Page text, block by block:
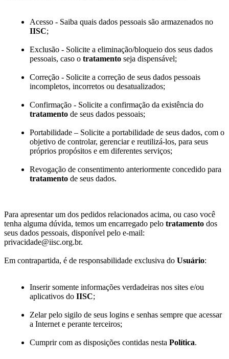
Acesso - Saiba quais dados pessoais são armazenados no
IISC;
Exclusão - Solicite a eliminação/bloqueio dos seus dados
pessoais, caso o tratamento seja dispensável;
Correção - Solicite a correção de seus dados pessoais
incompletos, incorretos ou desatualizados;
Confirmação - Solicite a confirmação da existência do
tratamento de seus dados pessoais;
Portabilidade – Solicite a portabilidade de seus dados, com o
objetivo de controlar, gerenciar e reutilizá-los, para seus
próprios propósitos e em diferentes serviços;
Revogação de consentimento anteriormente concedido para
tratamento de seus dados.
Para apresentar um dos pedidos relacionados acima, ou caso você
tenha alguma dúvida, temos um encarregado pelo tratamento dos
seus dados pessoais, disponível pelo e-mail:
privacidade@iisc.org.br.
Em contrapartida, é de responsabilidade exclusiva do Usuário:
Inserir somente informações verdadeiras nos sites e/ou
aplicativos do IISC;
Zelar pelo sigilo de seus logins e senhas sempre que acessar
a Internet e perante terceiros;
Cumprir com as disposições contidas nesta Política.